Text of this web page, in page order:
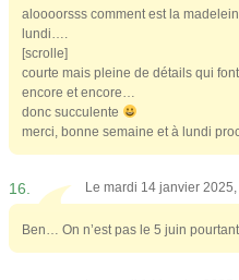
aloooorsss comment est la
lundi….
[scrolle]
courte mais pleine de détails qui
encore et encore…
donc succulente
merci, bonne semaine et à lundi
16. Le mardi 14 janvier
Ben… On n’est pas le 5 juin